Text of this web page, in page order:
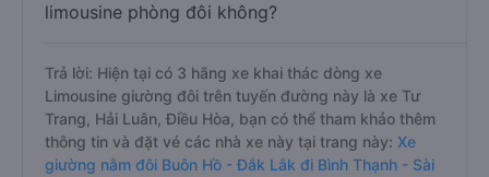
limousine phòng đôi không?
Trả lời: Hiện tại có 3 hãng xe khai thác dòng xe
Limousine giường đôi trên tuyến đường này là xe Tư
Trang, Hải Luân, Điều Hòa, bạn có thể tham khảo thêm
thông tin và đặt vé các nhà xe này tại trang này: Xe
giường nằm đôi Buôn Hồ - Đắk Lắk đi Bình Thạnh - Sài